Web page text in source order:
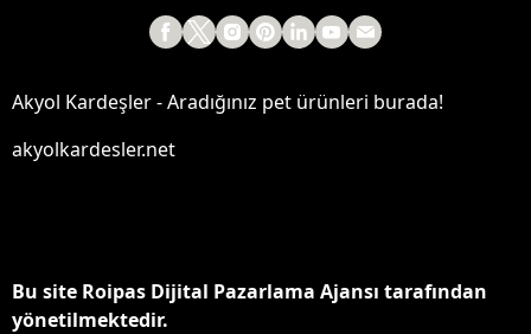
Akyol Kardeşler - Aradığınız pet ürünleri burada!
akyolkardesler.net
Bu site Roipas Dijital Pazarlama Ajansı tarafından
yönetilmektedir.